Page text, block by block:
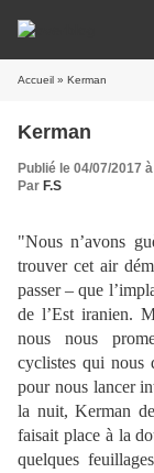
Accueil » Kerman
Kerman
Publié le 04/07/2017
Par F.S
"Nous n’avons
trouver cet air
passer – que
de l’Est iranien.
nous nous
cyclistes qui nous
pour nous lancer
la nuit, Kerman
faisait place à la
quelques